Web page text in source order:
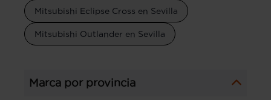
Mitsubishi Eclipse Cross en Sevilla
Mitsubishi Outlander en Sevilla
Marca por provincia